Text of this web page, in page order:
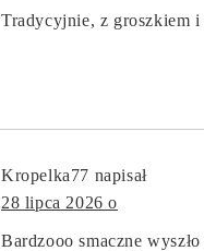
Tradycyjnie, z groszkiem
Kropelka77 napisał
28 lipca 2026 o
Bardzooo smaczne